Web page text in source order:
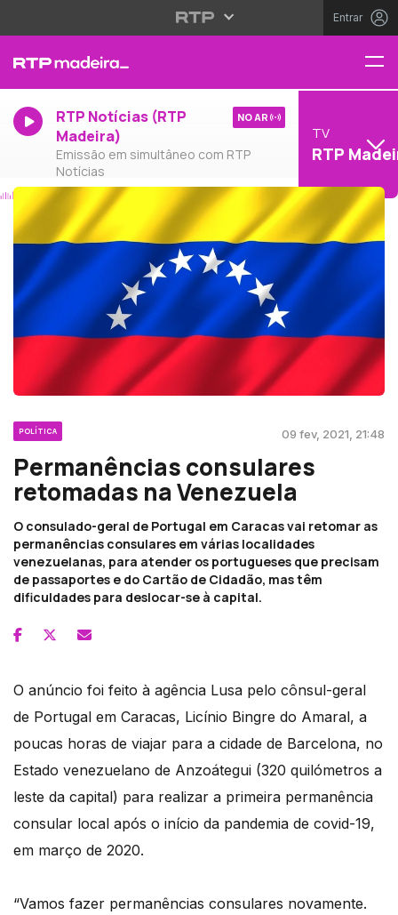
Entrar
RTP Notícias (RTP
Madeira)
Emissão em simultâneo com RTP
Notícias
NO AR
TV
RTP
POLÍTICA 09 fev, 2021, 21:48
Permanências consulares
retomadas na Venezuela
O consulado-geral de Portugal em Caracas vai retomar as
permanências consulares em várias localidades
venezuelanas, para atender os portugueses que precisam
de passaportes e do Cartão de Cidadão, mas têm
dificuldades para deslocar-se à capital.
O anúncio foi feito à agência Lusa pelo cônsul-geral
de Portugal em Caracas, Licínio Bingre do Amaral, a
poucas horas de viajar para a cidade de Barcelona, no
Estado venezuelano de Anzoátegui (320 quilómetros a
leste da capital) para realizar a primeira permanência
consular local após o início da pandemia de covid-19,
em março de 2020.
“Vamos fazer permanências consulares novamente.